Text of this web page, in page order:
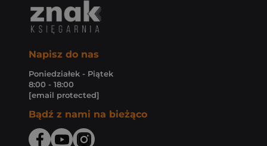
Napisz do nas
Poniedziałek - Piątek
8:00 - 18:00
[email protected]
Bądź z nami na bieżąco